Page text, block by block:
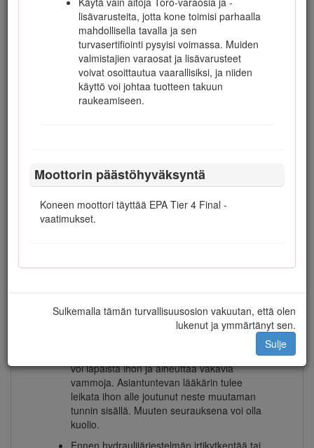
lisävarusteita, jotta kone toimisi parhaalla
mahdollisella tavalla ja sen
turvasertifiointi pysyisi voimassa. Muiden
valmistajien varaosat ja lisävarusteet
voivat osoittautua vaarallisiksi, ja niiden
käyttö voi johtaa tuotteen takuun
raukeamiseen.
Moottorin päästöhyväksyntä
Koneen moottori täyttää EPA Tier 4 Final -
vaatimukset.
Sulkemalla tämän turvallisuusosion vakuutan, että olen
lukenut ja ymmärtänyt sen.
Sulje
yleinen tie tai ajamaan yleisellä tiellä, on
tunnettava tieliikennelain mm. valoja, hitaita
ajoneuvoja koskevia merkintöjä ja heijastimia
koskevat määräykset ja noudatettava niitä.
Kunnossapito ja varastointi
Varmista, että koneen kaikkia osia huolletaan
asianmukaisesti ja että ne ovat hyvässä
käyttökunnossa. Tarkista kaikki mutterit,
pultit, ruuvit ja hydrauliliitännät säännöllisesti.
Pidä keho ja kädet kaukana vuotavista
rei’istä ja suuttimista, joista suihkuaa
korkeapaineista hydraulinestettä. Etsi
käsilläsi. Paineella suihkuava hydraulineste
voi läpäistä ihon ja aiheuttaa vakavia
vammoja. Asiantuntevan lääkärin tulee
leikata ihon alle joutunut neste muutaman
tunnin sisällä. Muuten seurauksena voi olla
kuolio.
Ennen hydraulijärjestelmän irtikytkentää tai